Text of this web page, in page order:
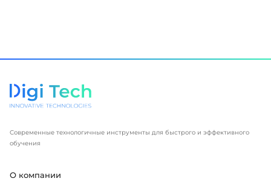
Современные технологичные инструменты для быстрого и эффективного
обучения
О компании